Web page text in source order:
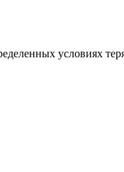
условиях